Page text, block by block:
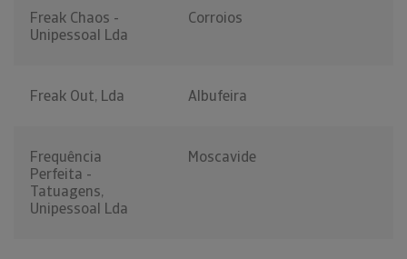
Freak Chaos -
Unipessoal Lda
Corroios
Freak Out, Lda Albufeira
Frequência
Perfeita -
Tatuagens,
Unipessoal Lda
Moscavide